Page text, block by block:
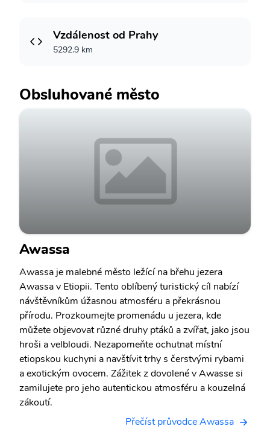
Vzdálenost od Prahy
5292.9 km
Obsluhované město
Awassa
Awassa je malebné město ležící na břehu jezera
Awassa v Etiopii. Tento oblíbený turistický cíl nabízí
návštěvníkům úžasnou atmosféru a překrásnou
přírodu. Prozkoumejte promenádu u jezera, kde
můžete objevovat různé druhy ptáků a zvířat, jako jsou
hroši a velbloudi. Nezapomeňte ochutnat místní
etiopskou kuchyni a navštívit trhy s čerstvými rybami
a exotickým ovocem. Zážitek z dovolené v Awasse si
zamilujete pro jeho autentickou atmosféru a kouzelná
zákoutí.
Přečíst průvodce Awassa